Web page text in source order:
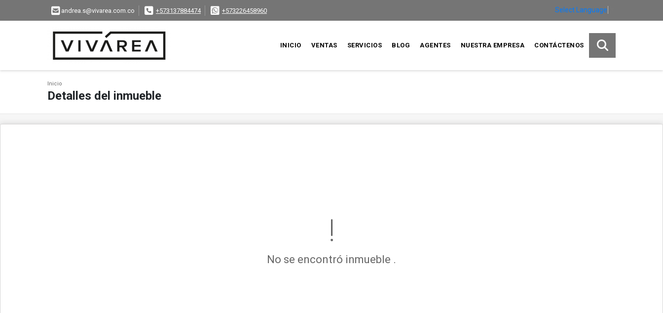
andrea.s@vivarea.com.co +573137884474 +573226458960 Select Language
INICIO VENTAS SERVICIOS BLOG AGENTES NUESTRA EMPRESA CONTÁCTENOS
Inicio
Detalles del inmueble
No se encontró inmueble .